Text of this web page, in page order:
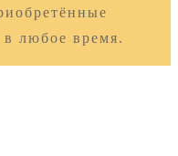
любое время.